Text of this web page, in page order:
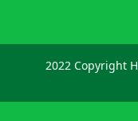
2022 Copyright